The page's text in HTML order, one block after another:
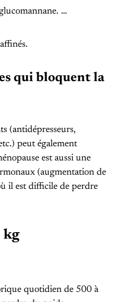
…
qui bloquent la
(antidépresseurs,
peut également
est aussi une
(augmentation de
il est difficile de perdre
kg
quotidien de 500 à